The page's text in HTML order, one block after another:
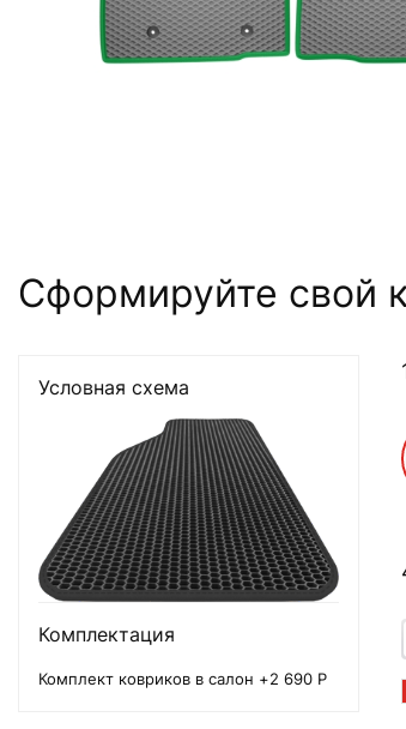
Сформируйте свой
Условная схема
Комплектация
Комплект ковриков в салон +2 690 Р